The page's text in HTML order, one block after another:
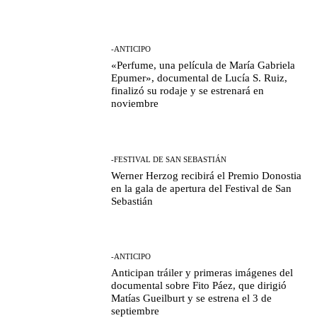
-ANTICIPO
«Perfume, una película de María Gabriela
Epumer», documental de Lucía S. Ruiz,
finalizó su rodaje y se estrenará en
noviembre
-FESTIVAL DE SAN SEBASTIÁN
Werner Herzog recibirá el Premio Donostia
en la gala de apertura del Festival de San
Sebastián
-ANTICIPO
Anticipan tráiler y primeras imágenes del
documental sobre Fito Páez, que dirigió
Matías Gueilburt y se estrena el 3 de
septiembre